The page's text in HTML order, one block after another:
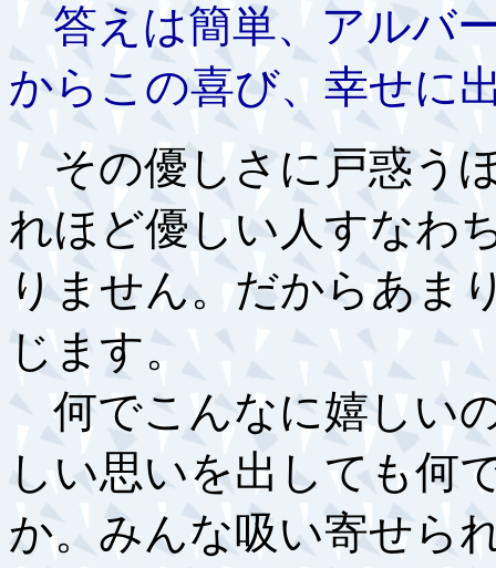
答えは簡単、アルバ
からこの喜び、幸せに
その優しさに戸惑う
れほど優しい人すなわ
りません。だからあま
じます。
何でこんなに嬉しい
しい思いを出しても何
か。みんな吸い寄せら